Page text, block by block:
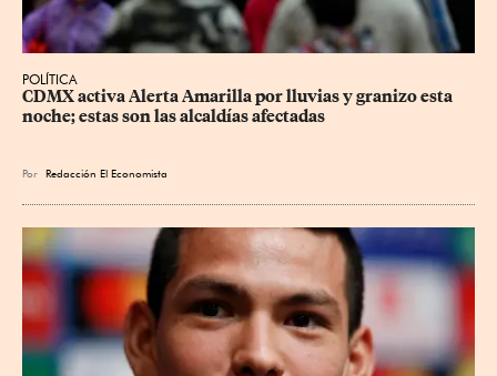
POLÍTICA
CDMX activa Alerta Amarilla por lluvias y granizo esta
noche; estas son las alcaldías afectadas
Por Redacción El Economista